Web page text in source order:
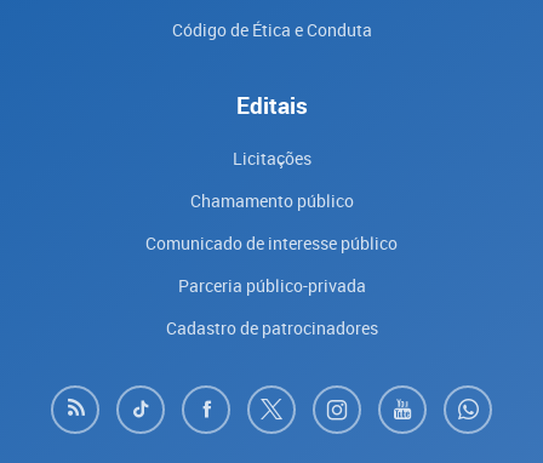
Código de Ética e Conduta
Editais
Licitações
Chamamento público
Comunicado de interesse público
Parceria público-privada
Cadastro de patrocinadores